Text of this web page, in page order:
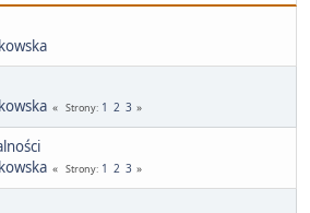
Strony 1 2 3
Strony 1 2 3